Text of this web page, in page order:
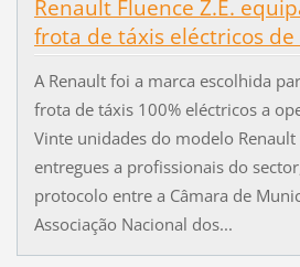
Renault Fluence Z.E.
frota de táxis eléctricos de
A Renault foi a marca escolhida
frota de táxis 100% eléctricos a
Vinte unidades do modelo Renault
entregues a profissionais do
protocolo entre a Câmara de
Associação Nacional dos...